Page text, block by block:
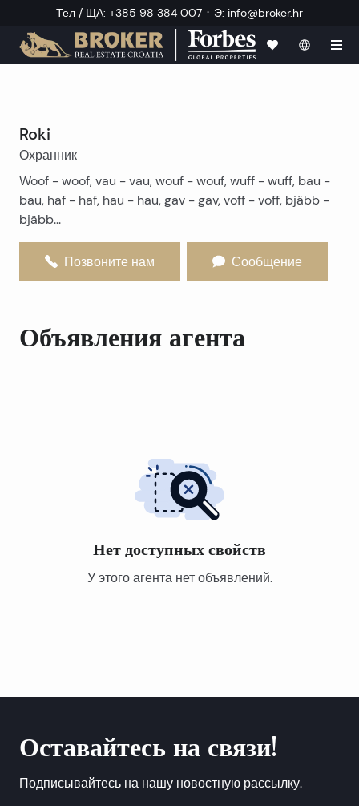
Тел / ЩА: +385 98 384 007 · Э: info@broker.hr
Roki
Охранник
Woof - woof, vau - vau, wouf - wouf, wuff - wuff, bau -
bau, haf - haf, hau - hau, gav - gav, voff - voff, bjäbb -
bjäbb...
Позвоните нам Сообщение
Объявления агента
Нет доступных свойств
У этого агента нет объявлений.
Оставайтесь на связи!
Подписывайтесь на нашу новостную рассылку.